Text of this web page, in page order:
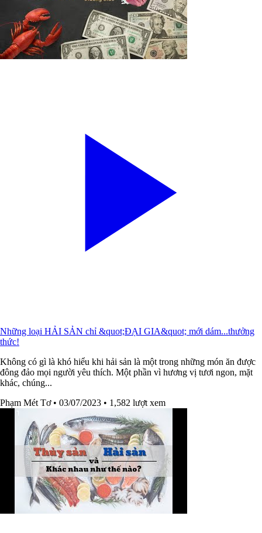
Những loại HẢI SẢN chỉ &quot;ĐẠI GIA&quot; mới dám...thưởng
thức!
Không có gì là khó hiểu khi hải sản là một trong những món ăn được
đông đảo mọi người yêu thích. Một phần vì hương vị tươi ngon, mặt
khác, chúng...
Phạm Mét Tơ • 03/07/2023 • 1,582 lượt xem